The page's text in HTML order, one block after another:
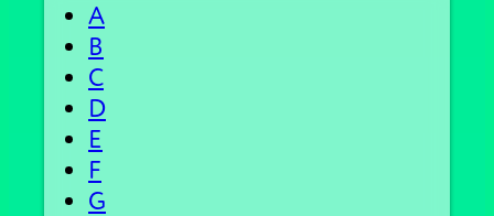
A
B
C
D
E
F
G